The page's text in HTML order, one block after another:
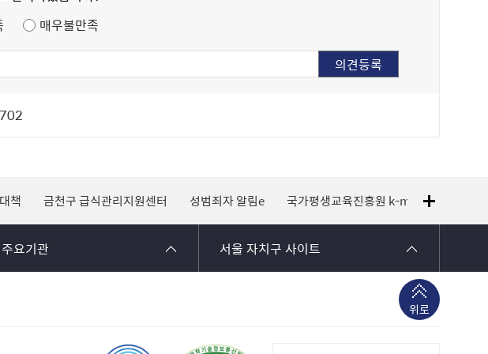
매우불만족
책 금천구 급식관리지원센터 성범죄자 알림e 국가평생교육진흥원 k-mooc
요기관 서울 자치구 사이트
위로